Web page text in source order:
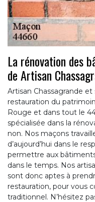
La rénovation des
de Artisan
Artisan Chassagrande
restauration du
Rouge et dans tout le
spécialisée dans la
non. Nos maçons
d’aujourd’hui dans le
permettre aux
dans le temps. Nos
sont donc aptes à
restauration, pour vous
traditionnel. N’hésitez